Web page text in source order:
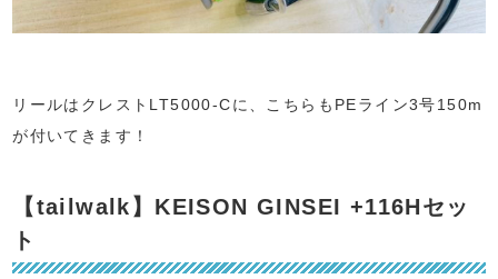
リールはクレストLT5000-Cに、こちらもPEライン3号150m
が付いてきます！
【tailwalk】KEISON GINSEI +116Hセッ
ト